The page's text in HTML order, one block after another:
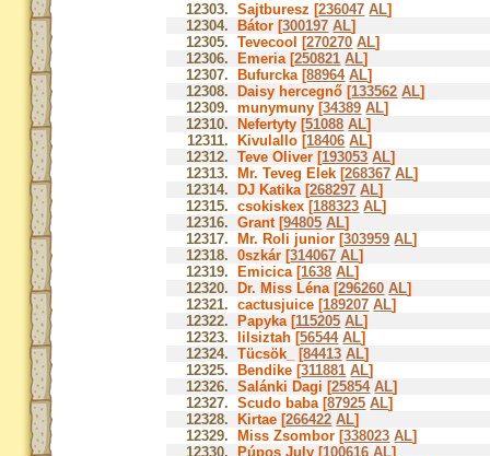
12303.Sajtburesz [236047 AL]
12304. Bátor [300197 AL]
12305.Tevecool [270270 AL]
12306. Emeria [250821 AL]
12307. Bufurcka [88964 AL]
12308. Daisy hercegnő [133562 AL]
12309.munymuny [34389 AL]
12310. Nefertyty [51088 AL]
12311. Kivulallo [18406 AL]
12312.Teve Oliver [193053 AL]
12313. Mr. Teveg Elek [268367 AL]
12314. DJ Katika [268297 AL]
12315.csokiskex [188323 AL]
12316.Grant [94805 AL]
12317. Mr. Roli junior [303959 AL]
12318.0szkár [314067 AL]
12319. Emicica [1638 AL]
12320. Dr. Miss Léna [296260 AL]
12321.cactusjuice [189207 AL]
12322. Papyka [115205 AL]
12323.
lilsiztah [56544 AL]
12324.Tücsök_ [84413 AL]
12325. Bendike [311881 AL]
12326.Salánki Dagi [25854 AL]
12327.Scudo baba [87925 AL]
12328. Kirtae [266422 AL]
12329. Miss Zsombor [338023 AL]
12330. Púpos July [100616 AL]